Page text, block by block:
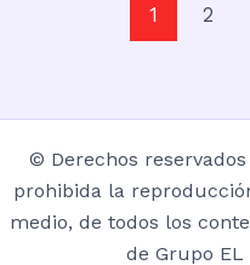
1 2
© Derechos reservados
prohibida la
medio, de todos los
de Grupo EL